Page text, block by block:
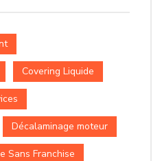
Covering Liquide
Décalaminage moteur
Sans Franchise